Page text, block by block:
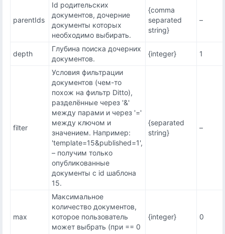
parentIds
Id родительских
документов, дочерние
документы которых
необходимо выбирать.
{comma
separated
string}
–
depth
Глубина поиска дочерних
документов.
{integer} 1
filter
Условия фильтрации
документов (чем-то
похож на фильтр Ditto),
разделённые через '&'
между парами и через '='
между ключом и
значением. Например:
'template=15&published=1',
– получим только
опубликованные
документы с id шаблона
15.
{separated
string}
–
max
Максимальное
количество документов,
которое пользователь
может выбрать (при == 0
{integer} 0